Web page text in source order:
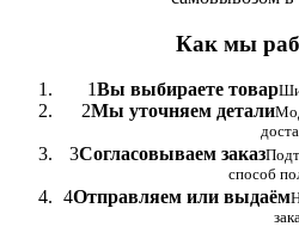
Как мы
1Вы выбираете товар
2Мы уточняем детали
3Согласовываем заказ
способ
4Отправляем или выдаём